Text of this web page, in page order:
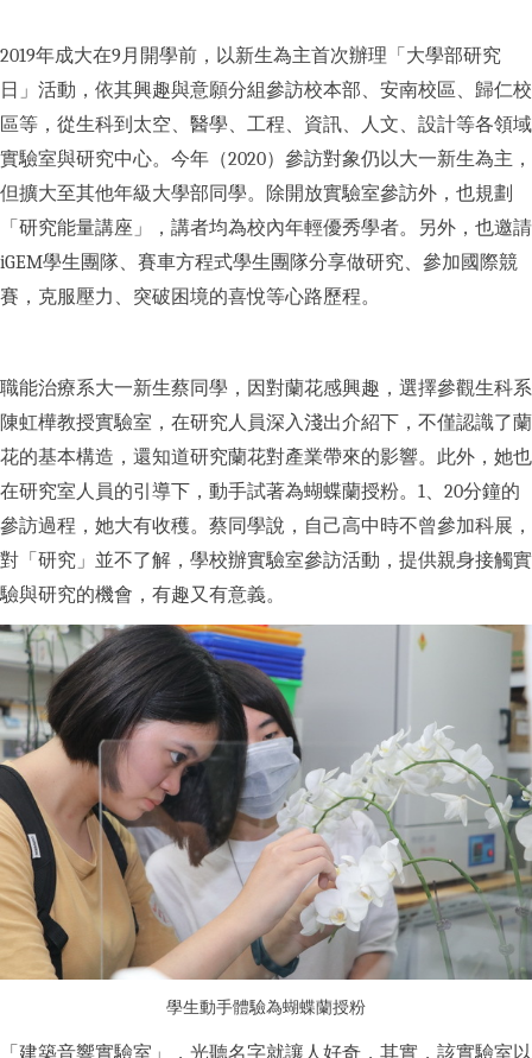
2019年成大在9月開學前，以新生為主首次辦理「大學部研究
日」活動，依其興趣與意願分組參訪校本部、安南校區、歸仁校
區等，從生科到太空、醫學、工程、資訊、人文、設計等各領域
實驗室與研究中心。今年（2020）參訪對象仍以大一新生為主，
但擴大至其他年級大學部同學。除開放實驗室參訪外，也規劃
「研究能量講座」，講者均為校內年輕優秀學者。另外，也邀請
iGEM學生團隊、賽車方程式學生團隊分享做研究、參加國際競
賽，克服壓力、突破困境的喜悅等心路歷程。
職能治療系大一新生蔡同學，因對蘭花感興趣，選擇參觀生科系
陳虹樺教授實驗室，在研究人員深入淺出介紹下，不僅認識了蘭
花的基本構造，還知道研究蘭花對產業帶來的影響。此外，她也
在研究室人員的引導下，動手試著為蝴蝶蘭授粉。1、20分鐘的
參訪過程，她大有收穫。蔡同學說，自己高中時不曾參加科展，
對「研究」並不了解，學校辦實驗室參訪活動，提供親身接觸實
驗與研究的機會，有趣又有意義。
學生動手體驗為蝴蝶蘭授粉
「建築音響實驗室」，光聽名字就讓人好奇，其實，該實驗室以